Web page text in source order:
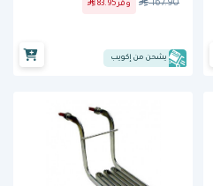
167.90 وفّر 83.95
يشحن من إكويب